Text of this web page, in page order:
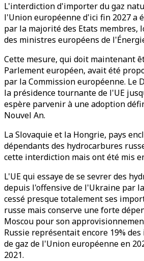
L'interdiction d'importer du gaz
l'Union européenne d'ici fin 2027 a
par la majorité des Etats membres,
des ministres européens de
Cette mesure, qui doit maintenant
Parlement européen, avait été
par la Commission européenne. Le
la présidence tournante de l'UE
espère parvenir à une adoption
Nouvel An.
La Slovaquie et la Hongrie, pays
dépendants des hydrocarbures
cette interdiction mais ont été mis
L'UE qui essaye de se sevrer des
depuis l'offensive de l'Ukraine par
cessé presque totalement ses
russe mais conserve une forte
Moscou pour son
Russie représentait encore 19%
de gaz de l'Union européenne en
2021.